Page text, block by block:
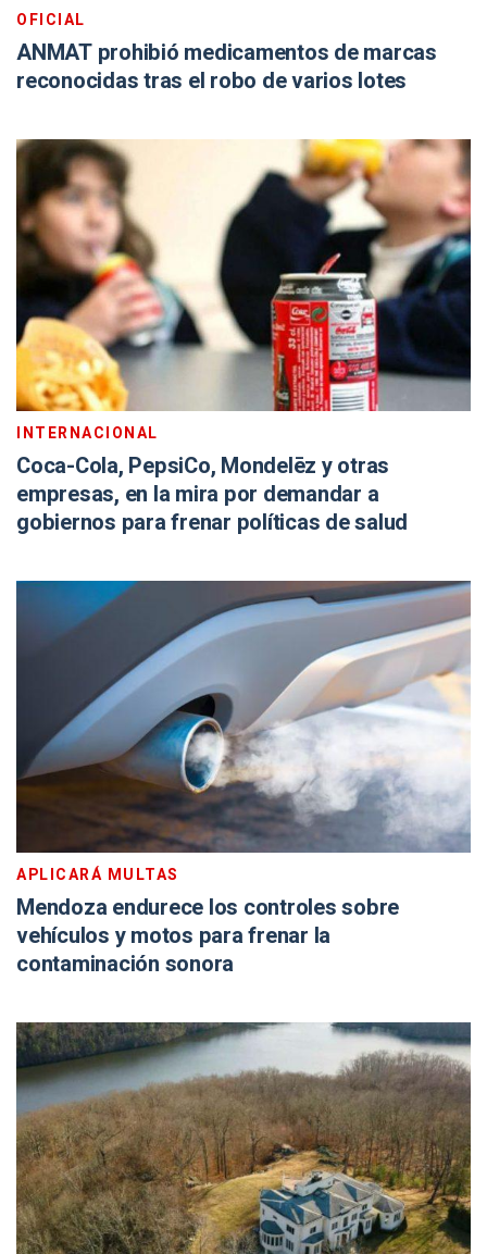
OFICIAL
ANMAT prohibió medicamentos de marcas
reconocidas tras el robo de varios lotes
INTERNACIONAL
Coca-Cola, PepsiCo, Mondelēz y otras
empresas, en la mira por demandar a
gobiernos para frenar políticas de salud
APLICARÁ MULTAS
Mendoza endurece los controles sobre
vehículos y motos para frenar la
contaminación sonora